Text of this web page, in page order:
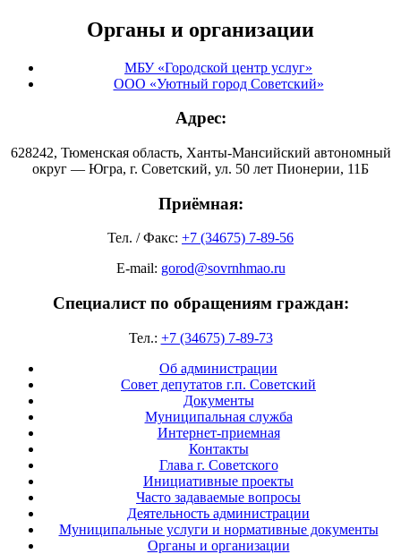
Органы и организации
МБУ «Городской центр услуг»
ООО «Уютный город Советский»
Адрес:
628242, Тюменская область, Ханты-Мансийский автономный
округ — Югра, г. Советский, ул. 50 лет Пионерии, 11Б
Приёмная:
Тел. / Факс: +7 (34675) 7-89-56
E-mail: gorod@sovrnhmao.ru
Специалист по обращениям граждан:
Тел.: +7 (34675) 7-89-73
Об администрации
Совет депутатов г.п. Советский
Документы
Муниципальная служба
Интернет-приемная
Контакты
Глава г. Советского
Инициативные проекты
Часто задаваемые вопросы
Деятельность администрации
Муниципальные услуги и нормативные документы
Органы и организации